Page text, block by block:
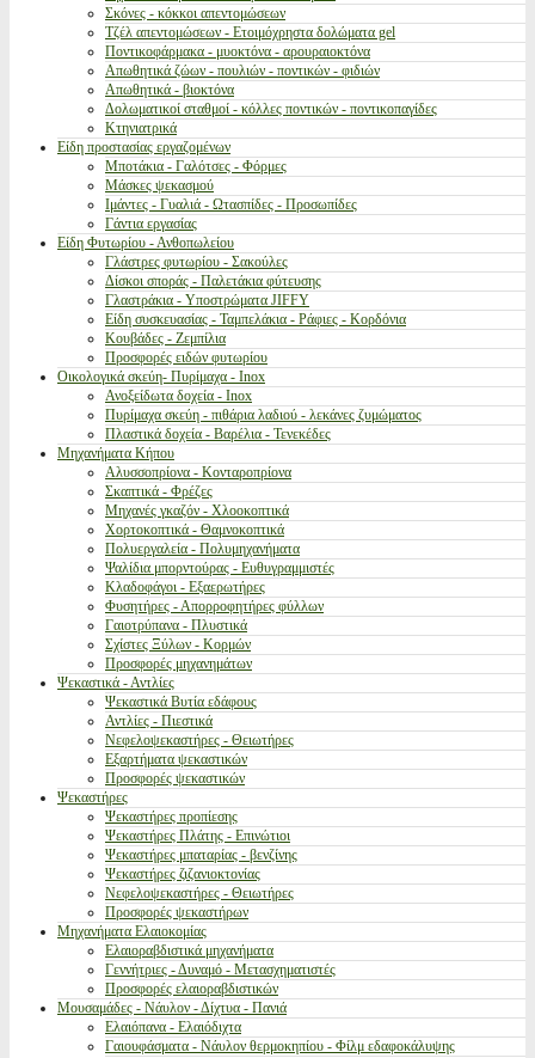
Σκόνες - κόκκοι απεντομώσεων
Τζέλ απεντομώσεων - Ετοιμόχρηστα δολώματα gel
Ποντικοφάρμακα - μυοκτόνα - αρουραιοκτόνα
Απωθητικά ζώων - πουλιών - ποντικών - φιδιών
Απωθητικά - βιοκτόνα
Δολωματικοί σταθμοί - κόλλες ποντικών - ποντικοπαγίδες
Κτηνιατρικά
Είδη προστασίας εργαζομένων
Μποτάκια - Γαλότσες - Φόρμες
Μάσκες ψεκασμού
Ιμάντες - Γυαλιά - Ωτασπίδες - Προσωπίδες
Γάντια εργασίας
Είδη Φυτωρίου - Ανθοπωλείου
Γλάστρες φυτωρίου - Σακούλες
Δίσκοι σποράς - Παλετάκια φύτευσης
Γλαστράκια - Υποστρώματα JIFFY
Είδη συσκευασίας - Ταμπελάκια - Ράφιες - Κορδόνια
Κουβάδες - Ζεμπίλια
Προσφορές ειδών φυτωρίου
Οικολογικά σκεύη- Πυρίμαχα - Inox
Ανοξείδωτα δοχεία - Inox
Πυρίμαχα σκεύη - πιθάρια λαδιού - λεκάνες ζυμώματος
Πλαστικά δοχεία - Βαρέλια - Τενεκέδες
Μηχανήματα Κήπου
Αλυσσοπρίονα - Κονταροπρίονα
Σκαπτικά - Φρέζες
Μηχανές γκαζόν - Χλοοκοπτικά
Χορτοκοπτικά - Θαμνοκοπτικά
Πολυεργαλεία - Πολυμηχανήματα
Ψαλίδια μπορντούρας - Ευθυγραμμιστές
Κλαδοφάγοι - Εξαερωτήρες
Φυσητήρες - Απορροφητήρες φύλλων
Γαιοτρύπανα - Πλυστικά
Σχίστες Ξύλων - Κορμών
Προσφορές μηχανημάτων
Ψεκαστικά - Αντλίες
Ψεκαστικά Βυτία εδάφους
Αντλίες - Πιεστικά
Νεφελοψεκαστήρες - Θειωτήρες
Εξαρτήματα ψεκαστικών
Προσφορές ψεκαστικών
Ψεκαστήρες
Ψεκαστήρες προπίεσης
Ψεκαστήρες Πλάτης - Επινώτιοι
Ψεκαστήρες μπαταρίας - βενζίνης
Ψεκαστήρες ζιζανιοκτονίας
Νεφελοψεκαστήρες - Θειωτήρες
Προσφορές ψεκαστήρων
Μηχανήματα Ελαιοκομίας
Ελαιοραβδιστικά μηχανήματα
Γεννήτριες - Δυναμό - Μετασχηματιστές
Προσφορές ελαιοραβδιστικών
Μουσαμάδες - Νάυλον - Δίχτυα - Πανιά
Ελαιόπανα - Ελαιόδιχτα
Γαιουφάσματα - Νάυλον θερμοκηπίου - Φίλμ εδαφοκάλυψης